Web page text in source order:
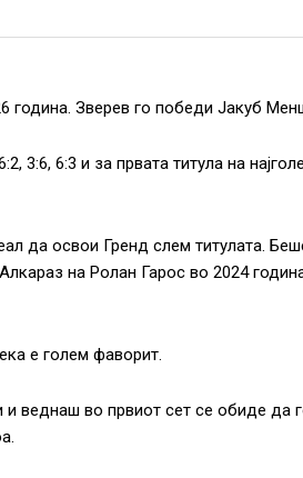
година. Зверев го победи Јакуб
3:6, 6:3 и за првата титула на
да освои Гренд слем титулата.
на Ролан Гарос во 2024
е голем фаворит.
веднаш во првиот сет се обиде да